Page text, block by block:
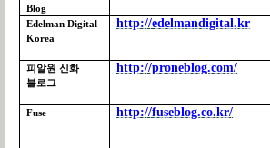
Blog
Edelman Digital
Korea
http://edelmandigital.kr
피알원 신화
블로그
http://proneblog.com/
Fuse
http://fuseblog.co.kr/